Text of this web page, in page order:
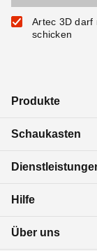
Artec 3D darf
schicken
Produkte
Schaukasten
Hilfe
Über uns